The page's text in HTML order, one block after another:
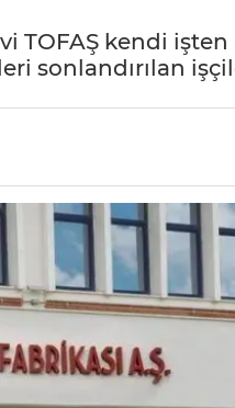
kendi işten
sonlandırılan